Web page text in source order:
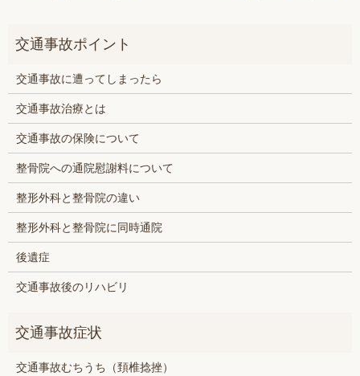
交通事故に遭ってしまったら
交通事故治療とは
交通事故の保険について
整骨院への通院慰謝料について
整形外科と整骨院の違い
整形外科と整骨院に同時通院
後遺症
交通事故後のリハビリ
交通事故むちうち（頚椎捻挫）